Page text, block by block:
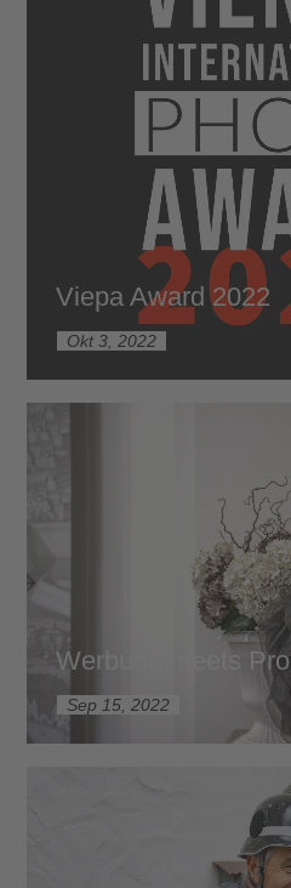
Viepa Award 2022
Okt 3, 2022
Werbung meets
Sep 15, 2022